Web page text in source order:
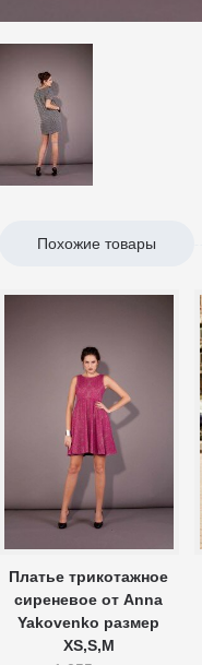
Похожие товары
Платье трикотажное
сиреневое от Anna
Yakovenko размер
XS,S,M